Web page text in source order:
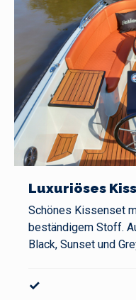
Luxuriöses
Schönes Kissenset
beständigem Stoff.
Black, Sunset und
✓